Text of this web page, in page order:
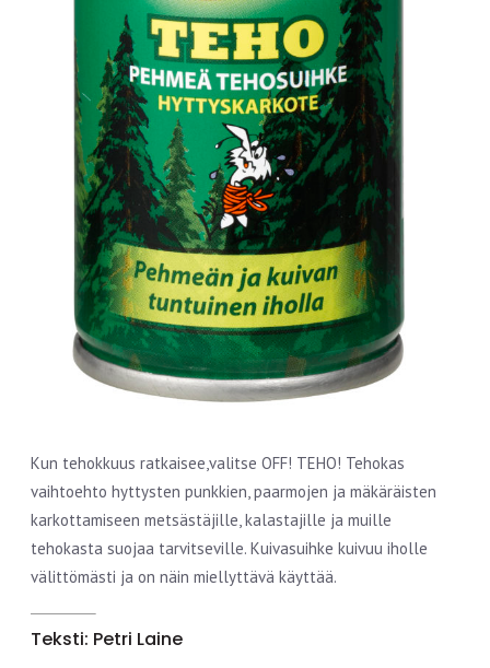
Kun tehokkuus ratkaisee,valitse OFF! TEHO! Tehokas
vaihtoehto hyttysten punkkien, paarmojen ja mäkäräisten
karkottamiseen metsästäjille, kalastajille ja muille
tehokasta suojaa tarvitseville. Kuivasuihke kuivuu iholle
välittömästi ja on näin miellyttävä käyttää.
Teksti: Petri Laine